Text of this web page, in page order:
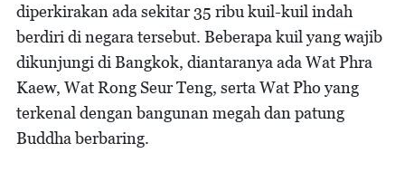
diperkirakan ada sekitar 35 ribu kuil-kuil indah
berdiri di negara tersebut. Beberapa kuil yang wajib
dikunjungi di Bangkok, diantaranya ada Wat Phra
Kaew, Wat Rong Seur Teng, serta Wat Pho yang
terkenal dengan bangunan megah dan patung
Buddha berbaring.